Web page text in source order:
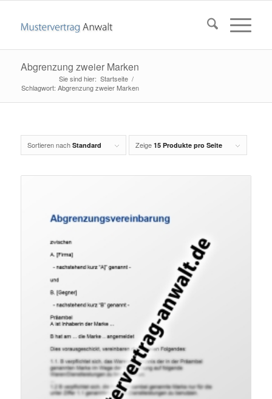
Abgrenzung zweier Marken
Startseite /
Schlagwort: Abgrenzung zweier Marken
Sortieren nach Standard Zeige 15 Produkte pro Seite